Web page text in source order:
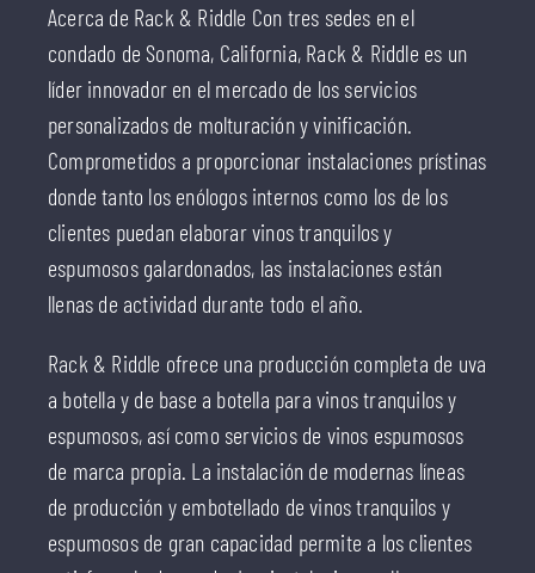
Acerca de Rack & Riddle Con tres sedes en el
condado de Sonoma, California, Rack & Riddle es un
líder innovador en el mercado de los servicios
personalizados de molturación y vinificación.
Comprometidos a proporcionar instalaciones prístinas
donde tanto los enólogos internos como los de los
clientes puedan elaborar vinos tranquilos y
espumosos galardonados, las instalaciones están
llenas de actividad durante todo el año.
Rack & Riddle ofrece una producción completa de uva
a botella y de base a botella para vinos tranquilos y
espumosos, así como servicios de vinos espumosos
de marca propia. La instalación de modernas líneas
de producción y embotellado de vinos tranquilos y
espumosos de gran capacidad permite a los clientes